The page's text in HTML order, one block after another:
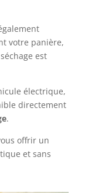
votre panière,
est
électrique,
directement
.
offrir un
et sans